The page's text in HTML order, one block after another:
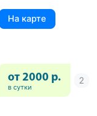
На карте
от 2000 р.
в сутки